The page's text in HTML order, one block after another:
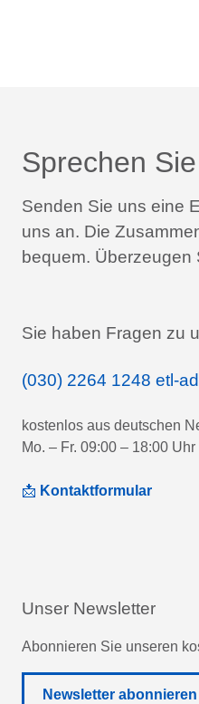
Sprechen
Senden Sie uns eine
uns an. Die
bequem. Überzeugen
Sie haben Fragen zu
(030) 2264 1248 etl-
kostenlos aus deutschen
Mo. – Fr. 09:00 – 18:00 Uhr
📩 Kontaktformular
Unser Newsletter
Abonnieren Sie unseren
Newsletter abonnieren